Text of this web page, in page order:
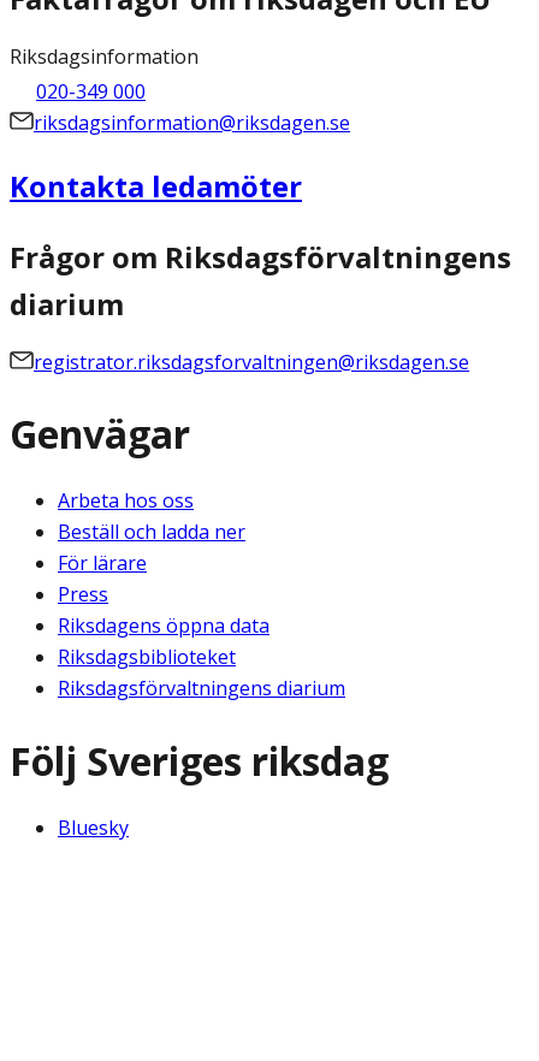
Riksdagsinformation
020-349 000
riksdagsinformation@riksdagen.se
Kontakta ledamöter
Frågor om Riksdagsförvaltningens
diarium
registrator.riksdagsforvaltningen@riksdagen.se
Genvägar
Arbeta hos oss
Beställ och ladda ner
För lärare
Press
Riksdagens öppna data
Riksdagsbiblioteket
Riksdagsförvaltningens diarium
Följ Sveriges riksdag
Bluesky